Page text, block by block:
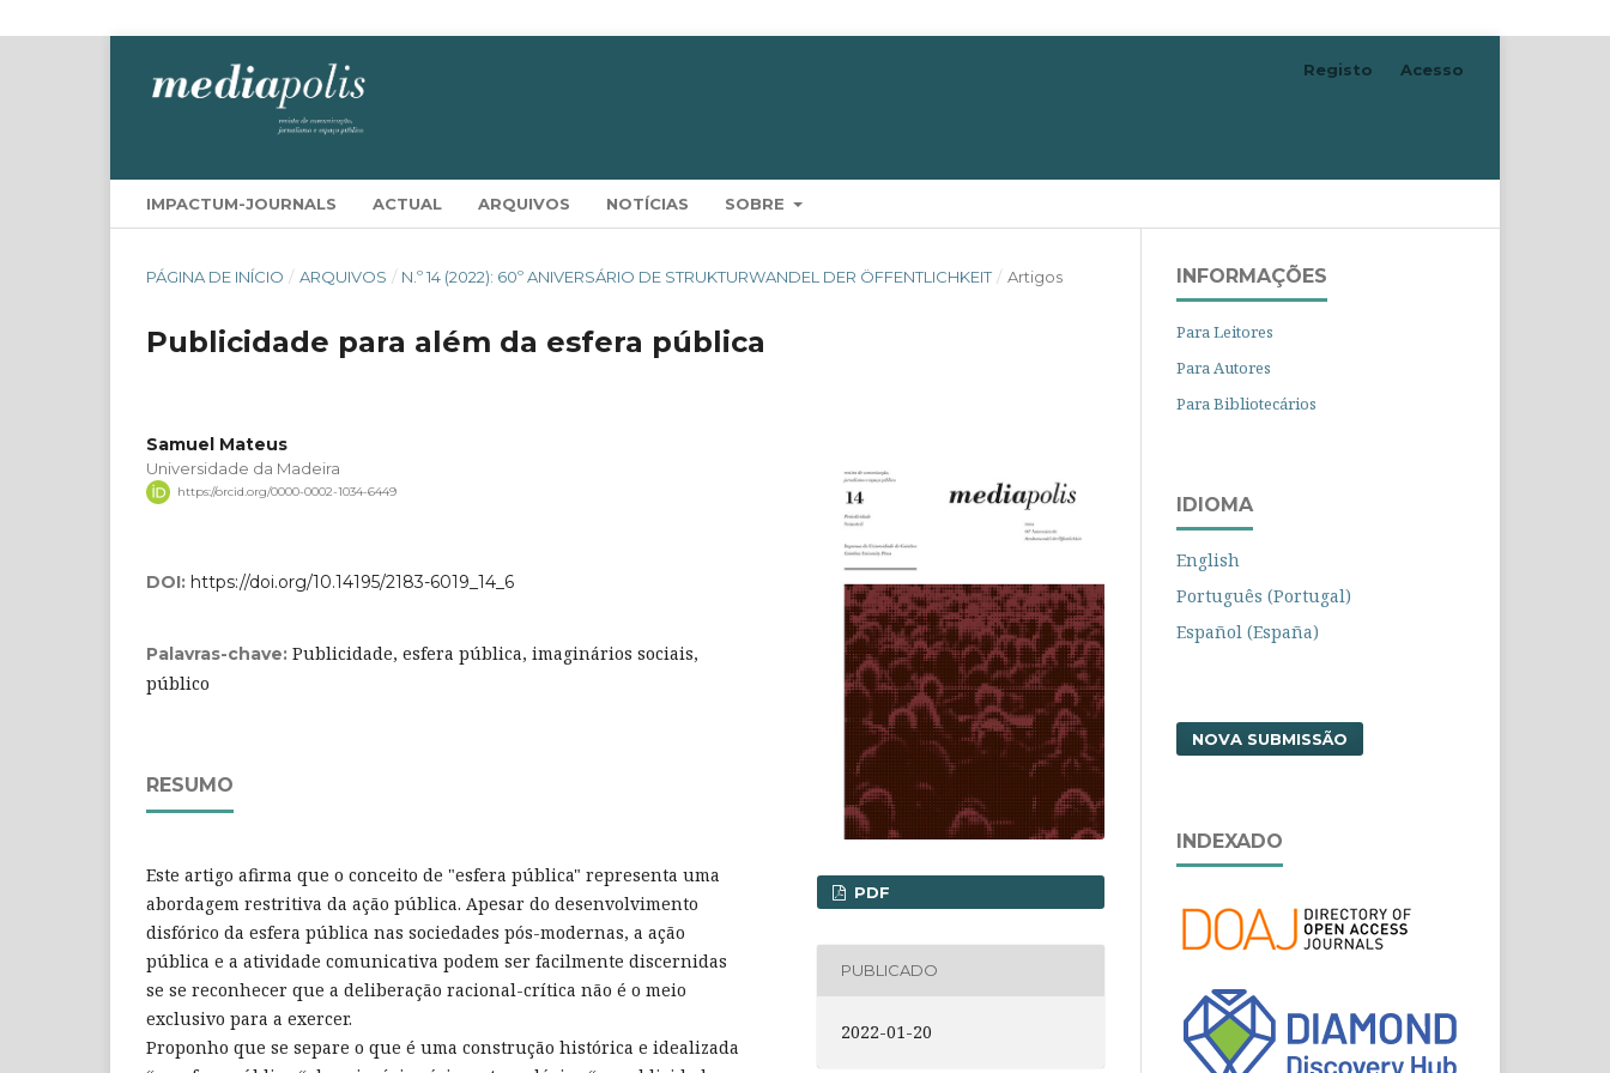
IMPACTUM-JOURNALS ACTUAL ARQUIVOS NOTÍCIAS SOBRE
Registo Acesso
PÁGINA DE INÍCIO / ARQUIVOS / N.º 14 (2022): 60º ANIVERSÁRIO DE STRUKTURWANDEL DER ÖFFENTLICHKEIT / Artigos
Publicidade para além da esfera pública
Samuel Mateus
Universidade da Madeira
https://orcid.org/0000-0002-1034-6449
DOI: https://doi.org/10.14195/2183-6019_14_6
Palavras-chave: Publicidade, esfera pública, imaginários sociais,
público
RESUMO
Este artigo afirma que o conceito de "esfera pública" representa uma
abordagem restritiva da ação pública. Apesar do desenvolvimento
disfórico da esfera pública nas sociedades pós-modernas, a ação
pública e a atividade comunicativa podem ser facilmente discernidas
se se reconhecer que a deliberação racional-crítica não é o meio
exclusivo para a exercer.
Proponho que se separe o que é uma construção histórica e idealizada
PDF
PUBLICADO
2022-01-20
INFORMAÇÕES
Para Leitores
Para Autores
Para Bibliotecários
IDIOMA
English
Português (Portugal)
Español (España)
NOVA SUBMISSÃO
INDEXADO